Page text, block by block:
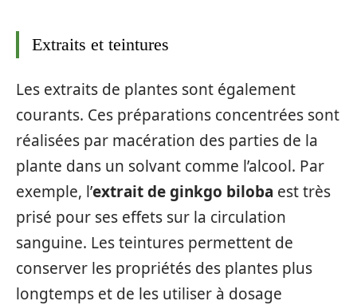
Extraits et teintures
Les extraits de plantes sont également
courants. Ces préparations concentrées sont
réalisées par macération des parties de la
plante dans un solvant comme l’alcool. Par
exemple, l’extrait de ginkgo biloba est très
prisé pour ses effets sur la circulation
sanguine. Les teintures permettent de
conserver les propriétés des plantes plus
longtemps et de les utiliser à dosage